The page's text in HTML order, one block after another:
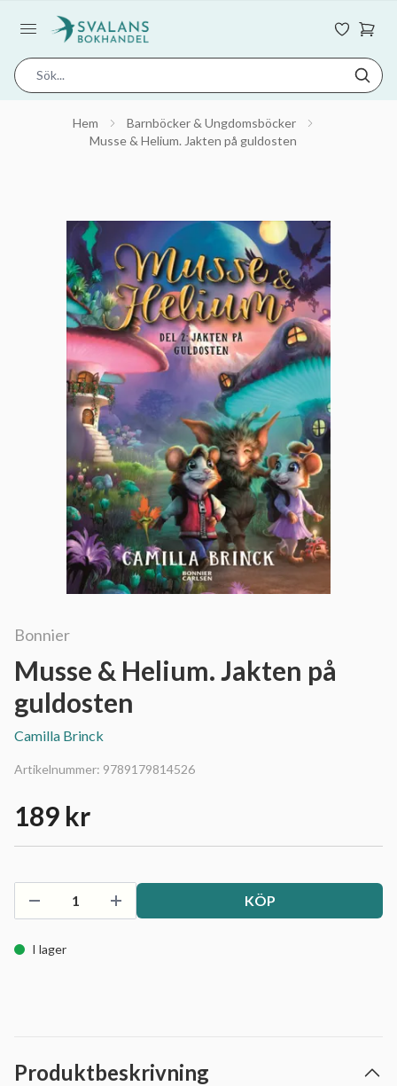
Hem
Barnböcker & Ungdomsböcker
Musse & Helium. Jakten på guldosten
Bonnier
Musse & Helium. Jakten på
guldosten
Camilla Brinck
Artikelnummer: 9789179814526
189 kr
KÖP
I lager
Produktbeskrivning